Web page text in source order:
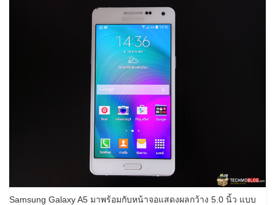
Samsung Galaxy A5 มาพร้อมกับหน้าจอแสดงผลกว้าง 5.0 นิ้ว แบบ